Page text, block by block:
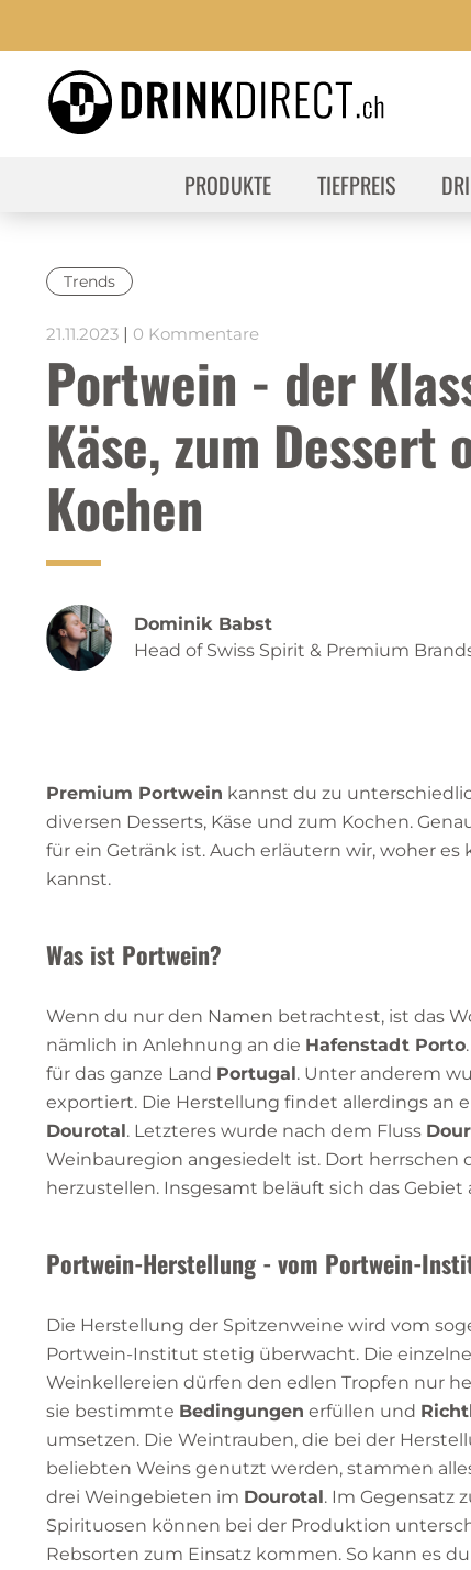
PRODUKTE TIEFPREIS
Trends
21.11.2023 | 0 Kommentare
Portwein - der
Käse, zum Dessert
Kochen
Dominik Babst
Head of Swiss Spirit & Premium
Premium Portwein kannst du zu
diversen Desserts, Käse und zum Kochen.
für ein Getränk ist. Auch erläutern wir, woher
kannst.
Was ist Portwein?
Wenn du nur den Namen betrachtest, ist das
nämlich in Anlehnung an die Hafenstadt Porto
für das ganze Land Portugal. Unter anderem
exportiert. Die Herstellung findet allerdings an
Dourotal. Letzteres wurde nach dem Fluss
Weinbauregion angesiedelt ist. Dort
herzustellen. Insgesamt beläuft sich das Gebiet
Portwein-Herstellung - vom Portwein-
Die Herstellung der Spitzenweine wird vom
Portwein-Institut stetig überwacht. Die
Weinkellereien dürfen den edlen Tropfen nur
sie bestimmte Bedingungen erfüllen und
umsetzen. Die Weintrauben, die bei der
beliebten Weins genutzt werden, stammen
drei Weingebieten im Dourotal. Im Gegensatz
Spirituosen können bei der Produktion
Rebsorten zum Einsatz kommen. So kann es